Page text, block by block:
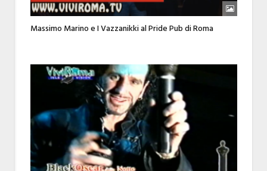
Massimo Marino e I Vazzanikki al Pride Pub di Roma